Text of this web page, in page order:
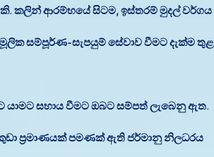
කලින් ආරම්භයේ සිටම, ඉස්තරම් මුදල් වර්ගය
සම්පූර්ණ-සැපයුම් සේවාව වීමට දැක්ම තුළ
සහාය වීමට ඔබට සම්පත් ලැබෙනු ඇත.
ප්‍රමාණයක් පමණක් ඇති ජර්මානු නිලධරය